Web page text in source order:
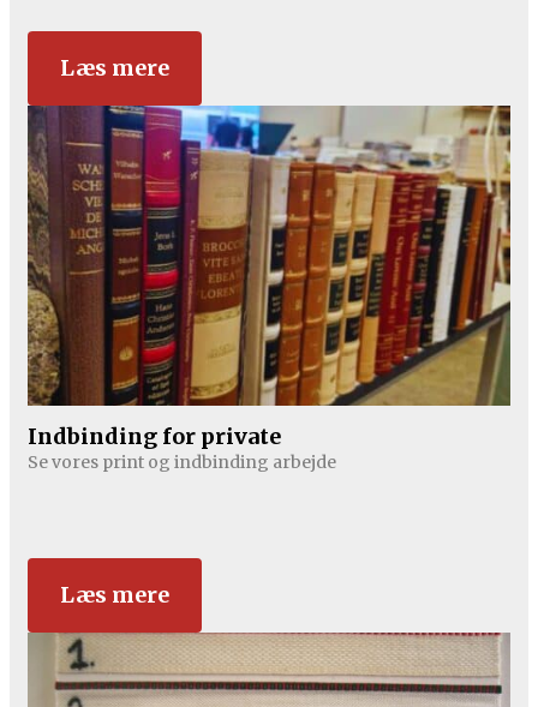
Læs mere
Indbinding for private
Se vores print og indbinding arbejde
Læs mere